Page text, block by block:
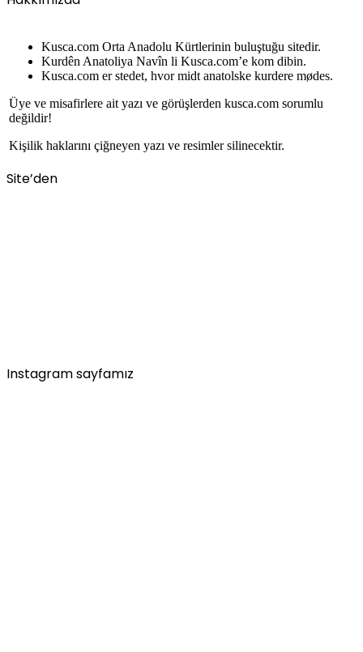
Kusca.com Orta Anadolu Kürtlerinin buluştuğu sitedir.
Kurdên Anatoliya Navîn li Kusca.com’e kom dibin.
Kusca.com er stedet, hvor midt anatolske kurdere mødes.
Üye ve misafirlere ait yazı ve görüşlerden kusca.com sorumlu
değildir!
Kişilik haklarını çiğneyen yazı ve resimler silinecektir.
Site’den
Instagram sayfamız